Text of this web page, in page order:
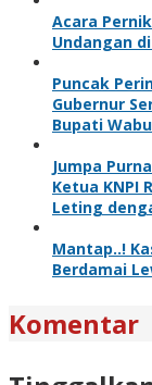
Acara
Undangan
Puncak
Gubernur
Bupati
Jumpa
Ketua KNPI
Leting
Mantap..!
Berdamai
Komentar